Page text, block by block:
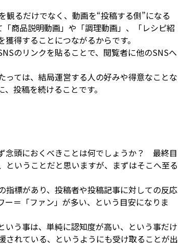
るだけでなく、動画を“投稿する側”になる
商品説明動画」や「調理動画」、「レシピ紹
得することにつながるからです。
のリンクを貼ることで、閲覧者に他のSNSへ
ては、結局運営する人の好みや得意なことな
投稿を続けることです。
頭におくべきことは何でしょうか？　最終目
いうことだと思いますが、まずはそこへ至る
指標があり、投稿者や投稿記事に対しての反応
＝「ファン」が多い、という目安になりま
う事は、単純に認知度が高い、という事だけ
れている、というようにも受け取ることが出